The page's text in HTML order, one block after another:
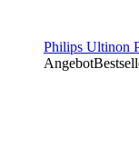
Philips Ultinon
Angebot